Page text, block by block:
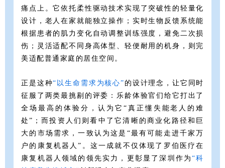
痛点上。它依托柔性驱动技术实现了突破性的轻量化
设计，老人在家就能独立操作；实时生物反馈系统能
根据患者的肌力变化自动调整训练强度，避免二次损
伤；灵活适配不同身高体型、轻便耐用的机身，则完
美适配普通家庭的居住空间。
正是这种“以生 命需求 为核心” 的设计理念，让它同时
征服了两类最挑剔的评委：乐龄体验官们给它打出了
全场最高的体验分，认为它“真正懂失能老人的难
处”；而投资人们则看中了它清晰的商业化路径和巨
大的市场需求，一致认为这是“最有可能走进千家万
户的康复机器人”。这一成就不仅体现了罗伯医疗在
康复机器人领域的领先实力，更彰显了深圳作为“科